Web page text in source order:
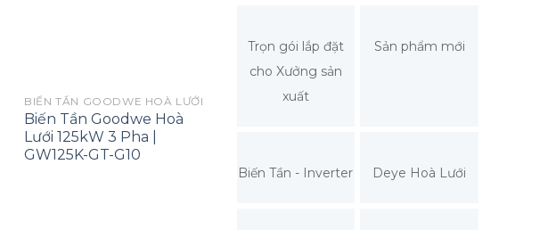
BIẾN TẦN GOODWE HOÀ LƯỚI
Biến Tần Goodwe Hoà
Lưới 125kW 3 Pha |
GW125K-GT-G10
BIẾN TẦN GOODWE HOÀ LƯỚI
Trọn gói lắp đặt
cho Xưởng sản
xuất
Sản phẩm mới
Biến Tần - Inverter Deye Hoà Lưới